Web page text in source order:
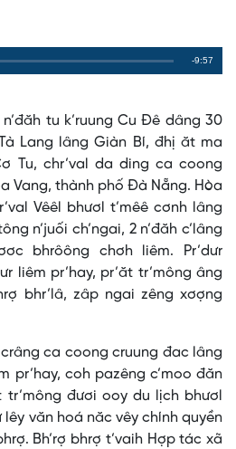
Remaining
-9:57
tu k’ruung Cu Đê dâng 30
Lang lâng Giàn Bí, đhị ăt ma
Tu, chr’val da ding ca coong
Vang, thành phố Đà Nẵng. Hòa
Vêêl bhươl t’mêê cơnh lâng
n’juối ch’ngai, 2 n’đăh c’lâng
bhrôông chơh liêm. Pr’dưr
liêm pr’hay, pr’ăt tr’mông âng
bhr’lâ, zâp ngai zêng xơợng
crâng ca coong cruung đac lâng
pr’hay, coh pazêng c’moo đăn
tr’mông đươi ooy du lịch bhươl
lêy văn hoá năc vêy chính quyền
Bh’rợ bhrợ t’vaih Hợp tác xã